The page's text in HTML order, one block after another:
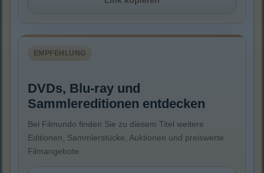
EMPFEHLUNG
DVDs, Blu-ray und
Sammlereditionen entdecken
Bei Filmundo finden Sie zu diesem Titel weitere
Editionen, Sammlerstücke, Auktionen und preiswerte
Filmangebote.